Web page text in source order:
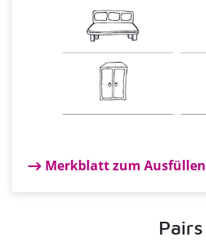
Merkblatt zum Ausfüllen
Pairs